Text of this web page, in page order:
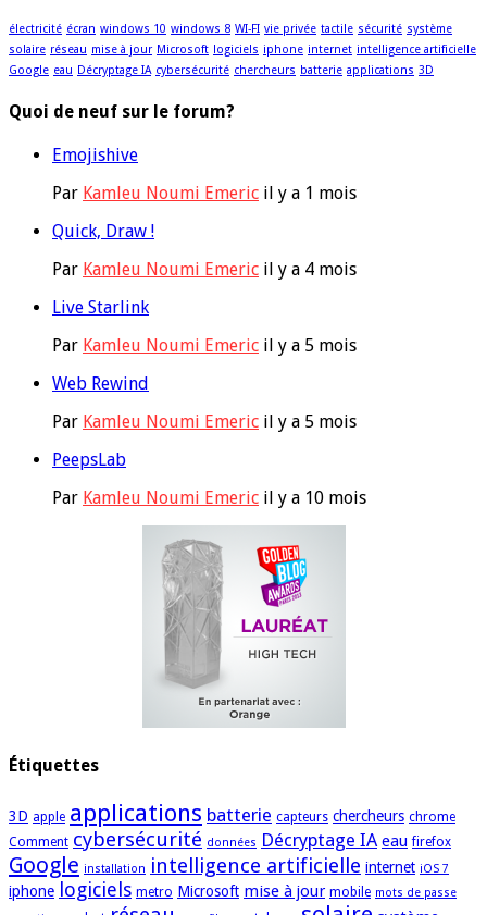
électricité écran windows 10 windows 8 WI-FI vie privée tactile sécurité système
solaire réseau mise à jour Microsoft logiciels iphone internet intelligence artificielle
Google eau Décryptage IA cybersécurité chercheurs batterie applications 3D
Quoi de neuf sur le forum?
Emojishive
Par Kamleu Noumi Emeric il y a 1 mois
Quick, Draw !
Par Kamleu Noumi Emeric il y a 4 mois
Live Starlink
Par Kamleu Noumi Emeric il y a 5 mois
Web Rewind
Par Kamleu Noumi Emeric il y a 5 mois
PeepsLab
Par Kamleu Noumi Emeric il y a 10 mois
Étiquettes
3D apple applications batterie capteurs chercheurs chrome
Comment cybersécurité données Décryptage IA eau firefox
Google installation intelligence artificielle internet iOS 7
iphone logiciels metro Microsoft mise à jour mobile mots de passe